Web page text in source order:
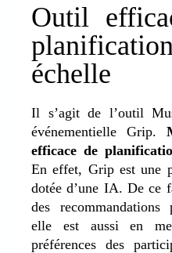
Outil
échelle
Il s’agit de l’outil
événementielle Grip.
efficace de
En effet, Grip est une
dotée d’une IA. De ce
des recommandations
elle est aussi en
préférences des